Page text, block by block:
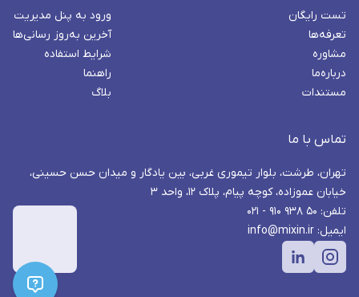
تست رایگان
تعرفه‌ها
مشاوره
درباره‌ما
مستندات
ورود به پنل مدیریت
آخرین به‌روز رسانی‌ها
شرایط استفاده
راهنما
بلاگ
تماس با ما
تهران، طرشت، بلوار تیموری غربی، بین یادگار و میدان حسن حسینی،
خیابان عموزاده، کوچه پیام، پلاک ۱۲، واحد ۳
تلفن: ۵۰ ۹۳۸ ۹۱۰ - ۰۲۱
ایمیل: info@mixin.ir